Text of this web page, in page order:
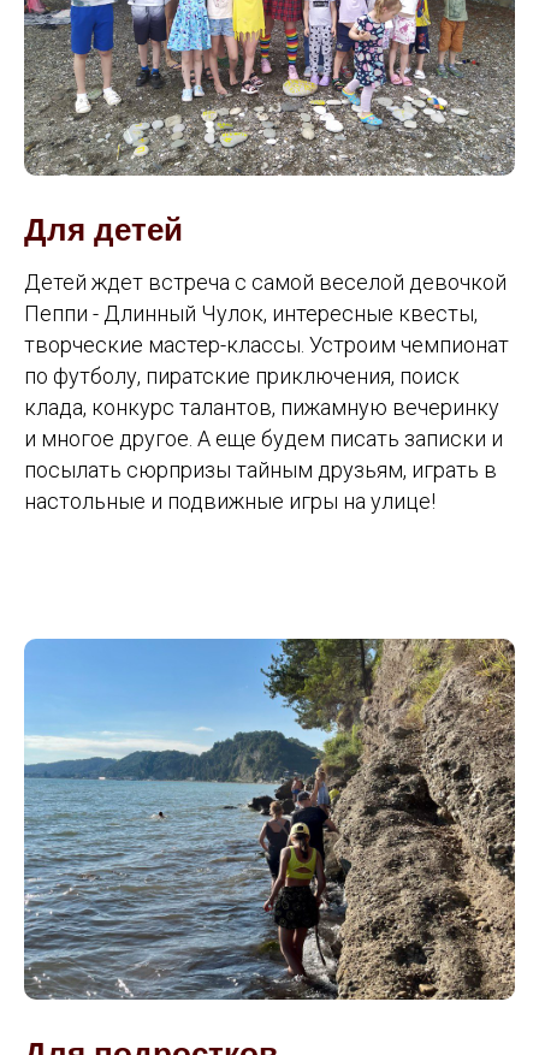
Для детей
Детей ждет встреча с самой веселой девочкой
Пеппи - Длинный Чулок, интересные квесты,
творческие мастер-классы. Устроим чемпионат
по футболу, пиратские приключения, поиск
клада, конкурс талантов, пижамную вечеринку
и многое другое. А еще будем писать записки и
посылать сюрпризы тайным друзьям, играть в
настольные и подвижные игры на улице!